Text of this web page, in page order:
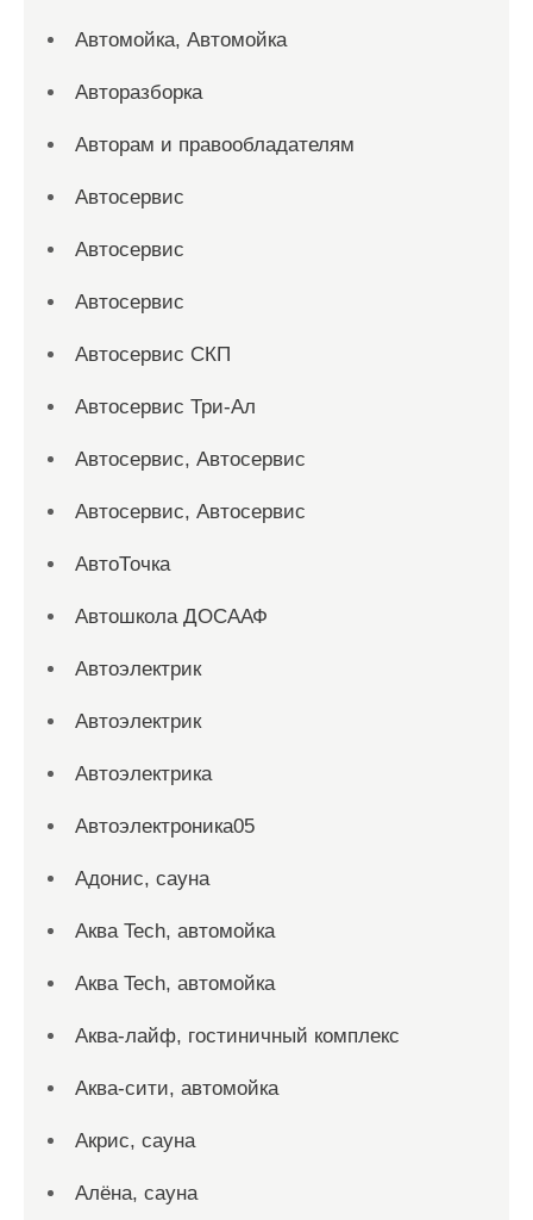
Автомойка, Автомойка
Авторазборка
Авторам и правообладателям
Автосервис
Автосервис
Автосервис
Автосервис СКП
Автосервис Три-Ал
Автосервис, Автосервис
Автосервис, Автосервис
АвтоТочка
Автошкола ДОСААФ
Автоэлектрик
Автоэлектрик
Автоэлектрика
Автоэлектроника05
Адонис, сауна
Аква Tech, автомойка
Аква Tech, автомойка
Аква-лайф, гостиничный комплекс
Аква-сити, автомойка
Акрис, сауна
Алёна, сауна